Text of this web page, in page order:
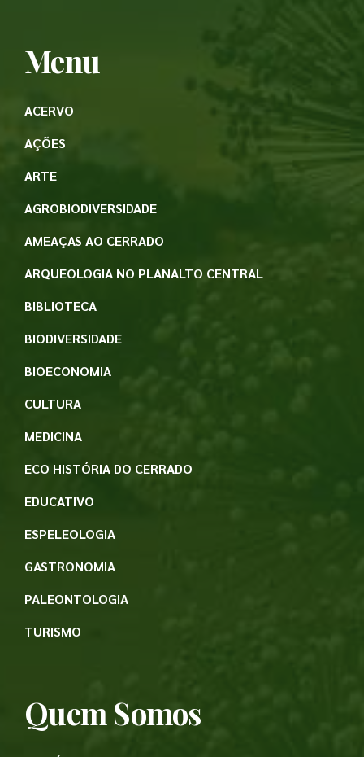
Menu
ACERVO
AÇÕES
ARTE
AGROBIODIVERSIDADE
AMEAÇAS AO CERRADO
ARQUEOLOGIA NO PLANALTO CENTRAL
BIBLIOTECA
BIODIVERSIDADE
BIOECONOMIA
CULTURA
MEDICINA
ECO HISTÓRIA DO CERRADO
EDUCATIVO
ESPELEOLOGIA
GASTRONOMIA
PALEONTOLOGIA
TURISMO
Quem Somos